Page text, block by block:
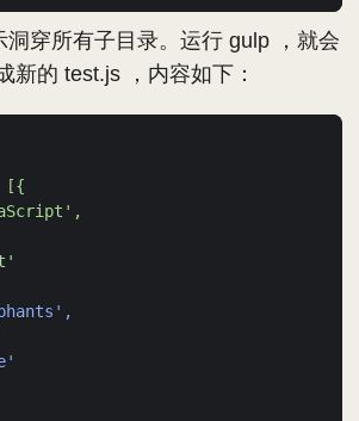
洞穿所有子目录。运行 gulp ，就会
新的 test.js ，内容如下：